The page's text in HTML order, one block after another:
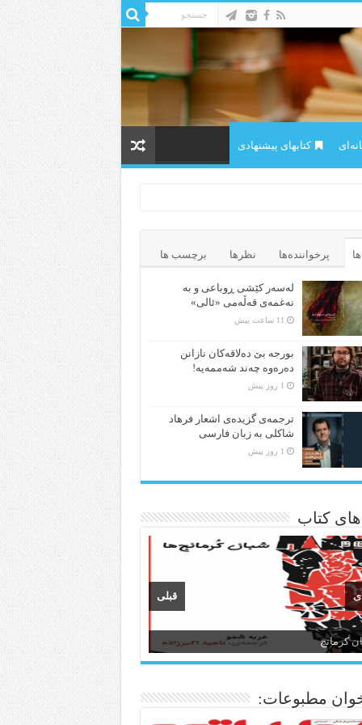
کتابهای پیشنهادی
پرخواننده‌ها نظرها برچسب ها
لەسەر کێشی ڕوباعی و به
نەغمەی قەڵەمی «ئالی»
11 ساعت پیش
بورجە بێ دەلاقەکان نازانن
دەرەوە چەند شەممەیە!
1 روز پیش
ترجمه‌ی گزیده‌‌ی اشعار فرهاد
شاکلی به زبان فارسی
1 روز پیش
های کتاب
کرمانج
و ادبیات کردی
قبلی
مطبوعات: